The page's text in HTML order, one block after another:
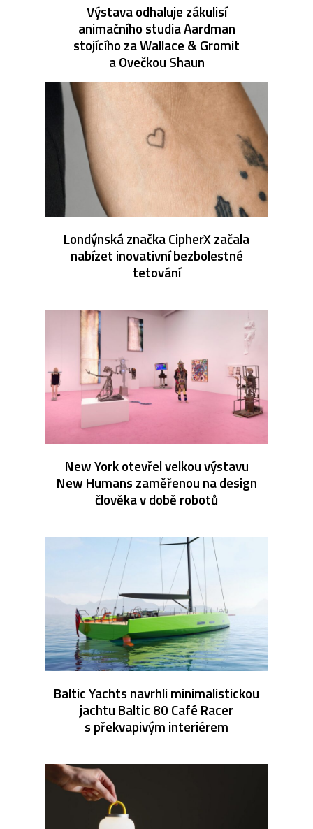
Výstava odhaluje zákulisí
animačního studia Aardman
stojícího za Wallace & Gromit
a Ovečkou Shaun
Londýnská značka CipherX začala
nabízet inovativní bezbolestné
tetování
New York otevřel velkou výstavu
New Humans zaměřenou na design
člověka v době robotů
Baltic Yachts navrhli minimalistickou
jachtu Baltic 80 Café Racer
s překvapivým interiérem